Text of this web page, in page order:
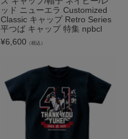
ッド ニューエラ Customized
Classic キャップ Retro Series
平つば キャップ 特集 npbcl
¥6,600 （税込）